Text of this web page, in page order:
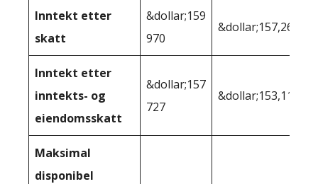
Inntekt etter
skatt
&dollar;159
970
&dollar;157,266
Inntekt etter
inntekts- og
eiendomsskatt
&dollar;157
727
&dollar;153,115
Maksimal
disponibel